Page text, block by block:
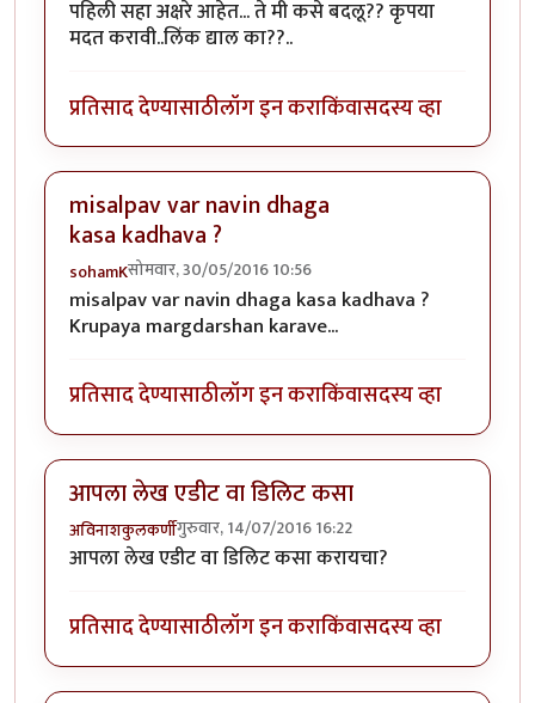
पहिली सहा अक्षरे आहेत... ते मी कसे बदलू?? कृपया
मदत करावी..लिंक द्याल का??..
प्रतिसाद देण्यासाठीलॉग इन कराकिंवासदस्य व्हा
misalpav var navin dhaga
kasa kadhava ?
sohamKसोमवार, 30/05/2016 10:56
misalpav var navin dhaga kasa kadhava ?
Krupaya margdarshan karave...
प्रतिसाद देण्यासाठीलॉग इन कराकिंवासदस्य व्हा
आपला लेख एडीट वा डिलिट कसा
अविनाशकुलकर्णीगुरुवार, 14/07/2016 16:22
आपला लेख एडीट वा डिलिट कसा करायचा?
प्रतिसाद देण्यासाठीलॉग इन कराकिंवासदस्य व्हा